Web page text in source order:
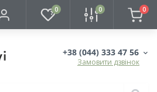
0 0 0
+38 (044) 333 47 56
Замовити дзвінок